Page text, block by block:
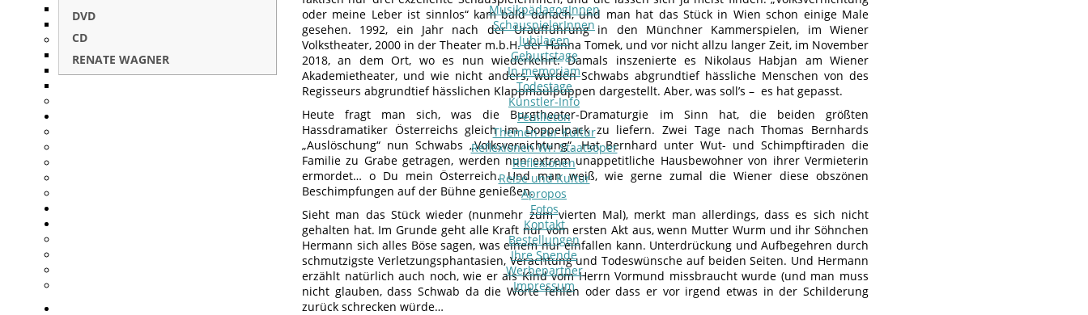
MusikpädagogInnen
SchauspielerInnen
Jubilaeen
Geburtstage
In memoriam
Todestage
Künstler-Info
Feuilleton
Themen zur Kultur
Reflexionen Wr. Staatsoper
Reflexionen
Reise und Kultur
Apropos
Fotos
Kontakt
Bestellungen
Ihre Spende
Werbepartner
Impressum
oder meine Leber ist sinnlos“ kam bald danach, und man hat das Stück in Wien schon einige Male
gesehen. 1992, ein Jahr nach der Uraufführung in den Münchner Kammerspielen, im Wiener
Volkstheater, 2000 in der Theater m.b.H. der Hanna Tomek, und vor nicht allzu langer Zeit, im November
2018, an dem Ort, wo es nun wiederkehrt: Damals inszenierte es Nikolaus Habjan am Wiener
Akademietheater, und wie nicht anders, wurden Schwabs abgrundtief hässliche Menschen von des
Regisseurs abgrundtief hässlichen Klappmaulpuppen dargestellt. Aber, was soll’s – es hat gepasst.
Heute fragt man sich, was die Burgtheater-Dramaturgie im Sinn hat, die beiden größten
Hassdramatiker Österreichs gleich im Doppelpack zu liefern. Zwei Tage nach Thomas Bernhards
„Auslöschung“ nun Schwabs „Volksvernichtung“. Hat Bernhard unter Wut- und Schimpftiraden die
Familie zu Grabe getragen, werden nun extrem unappetitliche Hausbewohner von ihrer Vermieterin
ermordet… o Du mein Österreich. Und man weiß, wie gerne zumal die Wiener diese obszönen
Beschimpfungen auf der Bühne genießen.
Sieht man das Stück wieder (nunmehr zum vierten Mal), merkt man allerdings, dass es sich nicht
gehalten hat. Im Grunde geht alle Kraft nur vom ersten Akt aus, wenn Mutter Wurm und ihr Söhnchen
Hermann sich alles Böse sagen, was einem nur einfallen kann. Unterdrückung und Aufbegehren durch
schmutzigste Verletzungsphantasien, Verachtung und Todeswünsche auf beiden Seiten. Und Hermann
erzählt natürlich auch noch, wie er als Kind vom Herrn Vormund missbraucht wurde (und man muss
nicht glauben, dass Schwab da die Worte fehlen oder dass er vor irgend etwas in der Schilderung
zurück schrecken würde…
DVD
CD
RENATE WAGNER